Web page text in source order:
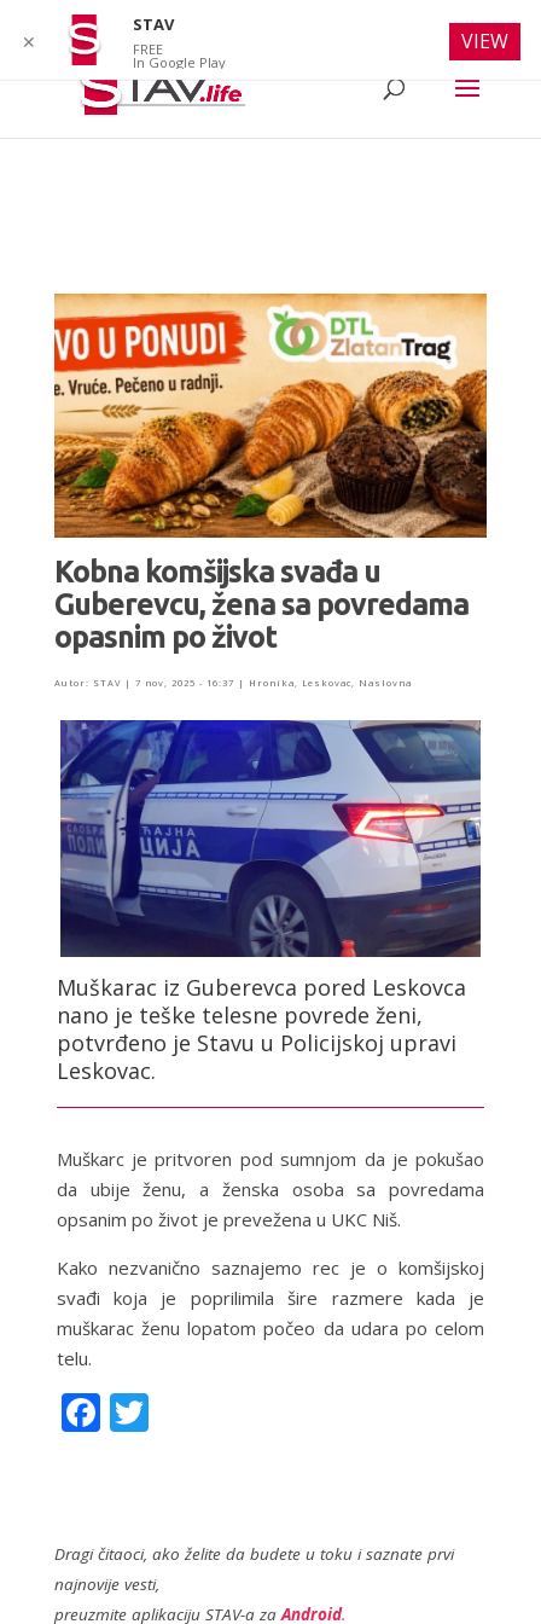
Kobna komšijska svađa u
Guberevcu, žena sa povredama
opasnim po život
Autor: STAV| 7 nov, 2025 - 16:37 | Hronika Leskovac Naslovna
Muškarac iz Guberevca pored Leskovca
nano je teške telesne povrede ženi,
potvrđeno je Stavu u Policijskoj upravi
Leskovac.
Muškarc je pritvoren pod sumnjom da je pokušao
da ubije ženu, a ženska osoba sa povredama
opsanim po život je prevežena u UKC Niš.
Kako nezvanično saznajemo rec je o komšijskoj
svađi koja je poprilimila šire razmere kada je
muškarac ženu lopatom počeo da udara po celom
telu.
F
o
o
T
Dragi čitaoci, ako želite da budete u toku i saznate prvi
najnovije vesti,
preuzmite aplikaciju STAV-a za Android.
✕
STAV
FREE
In Google Play
VIEW